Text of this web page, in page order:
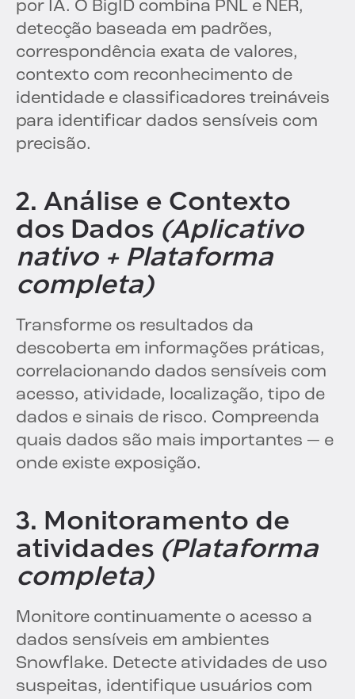
por IA. O BigID combina PNL e NER,
detecção baseada em padrões,
correspondência exata de valores,
contexto com reconhecimento de
identidade e classificadores treináveis
para identificar dados sensíveis com
precisão.
2. Análise e Contexto
dos Dados (Aplicativo
nativo + Plataforma
completa)
Transforme os resultados da
descoberta em informações práticas,
correlacionando dados sensíveis com
acesso, atividade, localização, tipo de
dados e sinais de risco. Compreenda
quais dados são mais importantes — e
onde existe exposição.
3. Monitoramento de
atividades (Plataforma
completa)
Monitore continuamente o acesso a
dados sensíveis em ambientes
Snowflake. Detecte atividades de uso
suspeitas, identifique usuários com